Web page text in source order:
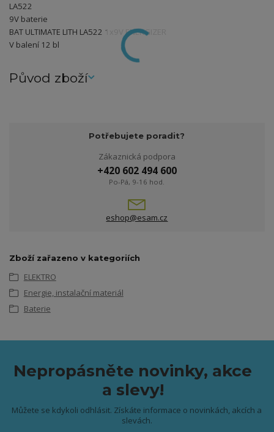
LA522
9V baterie
BAT ULTIMATE LITH LA522 1x9V ENERGIZER
V balení 12 bl
Původ zboží
Potřebujete poradit?
Zákaznická podpora
+420 602 494 600
Po-Pá, 9-16 hod.
eshop@esam.cz
Zboží zařazeno v kategoriích
ELEKTRO
Energie, instalační materiál
Baterie
Nepropásněte novinky, akce
a slevy!
Můžete se kdykoli odhlásit. Získáte informace o novinkách, akcích a
slevách.